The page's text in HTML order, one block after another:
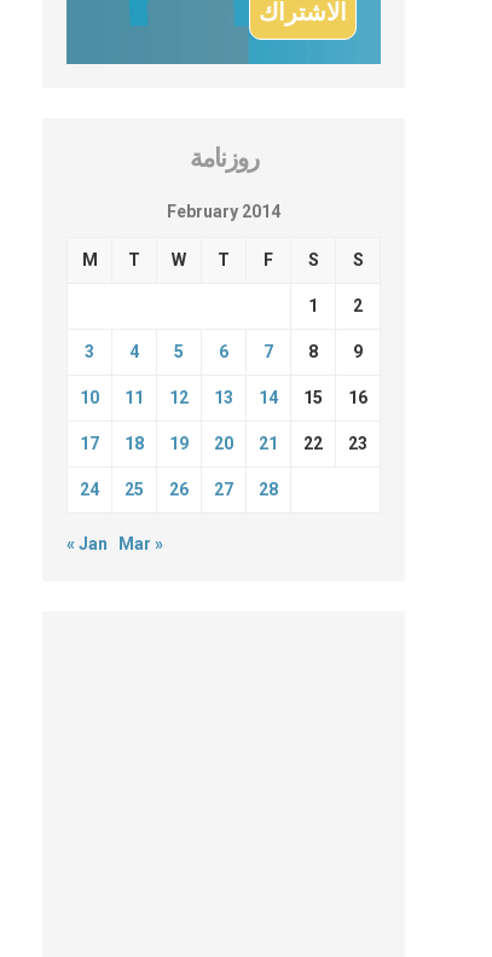
روزنامة
February 2014
M T W T F S S
1 2
3 4 5 6 7 8 9
10 11 12 13 14 15 16
17 18 19 20 21 22 23
24 25 26 27 28
« Jan Mar »